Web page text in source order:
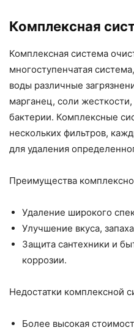
Комплексная
Комплексная система
многоступенчатая
воды различные
марганец, соли
бактерии. Комплексные
нескольких фильтров,
для удаления
Преимущества
Удаление широкого
Улучшение вкуса,
Защита сантехники и
коррозии.
Недостатки комплексной
Более высокая